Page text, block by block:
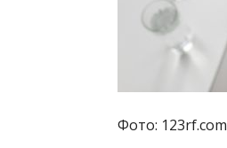
Фото: 123rf.com